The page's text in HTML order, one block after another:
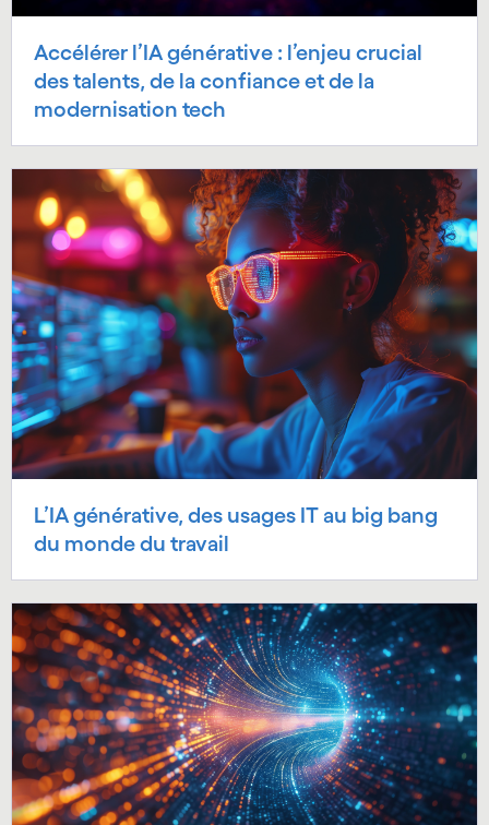
Accélérer l’IA générative : l’enjeu crucial
des talents, de la confiance et de la
modernisation tech
L’IA générative, des usages IT au big bang
du monde du travail